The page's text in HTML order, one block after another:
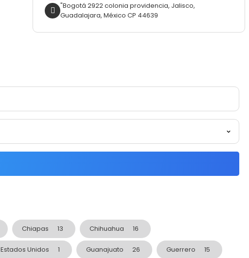
"Bogotá 2922 colonia providencia, Jalisco,
Guadalajara, México CP 44639
Chiapas 13 Chihuahua 16
Estados Unidos 1 Guanajuato 26 Guerrero 15